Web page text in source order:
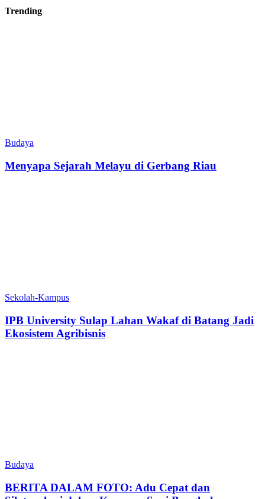
Trending
Budaya
Menyapa Sejarah Melayu di Gerbang Riau
Sekolah-Kampus
IPB University Sulap Lahan Wakaf di Batang Jadi
Ekosistem Agribisnis
Budaya
BERITA DALAM FOTO: Adu Cepat dan